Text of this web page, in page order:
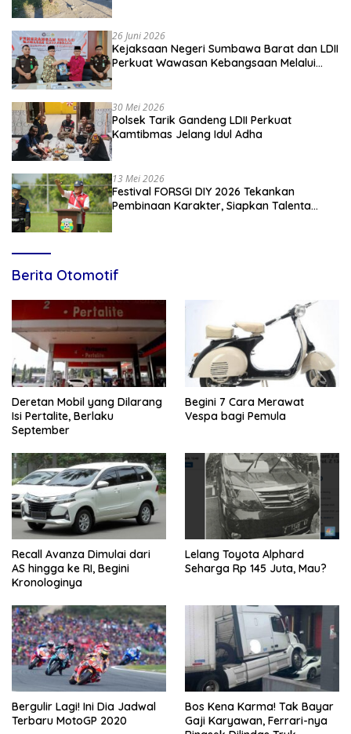
26 Juni 2026
Kejaksaan Negeri Sumbawa Barat dan LDII
Perkuat Wawasan Kebangsaan Melalui
30 Mei 2026
Polsek Tarik Gandeng LDII Perkuat
Kamtibmas Jelang Idul Adha
13 Mei 2026
Festival FORSGI DIY 2026 Tekankan
Pembinaan Karakter, Siapkan Talenta
Berita Otomotif
Deretan Mobil yang Dilarang
Isi Pertalite, Berlaku
September
Begini 7 Cara Merawat
Vespa bagi Pemula
Recall Avanza Dimulai dari
AS hingga ke RI, Begini
Kronologinya
Lelang Toyota Alphard
Seharga Rp 145 Juta, Mau?
Bergulir Lagi! Ini Dia Jadwal
Terbaru MotoGP 2020
Bos Kena Karma! Tak Bayar
Gaji Karyawan, Ferrari-nya